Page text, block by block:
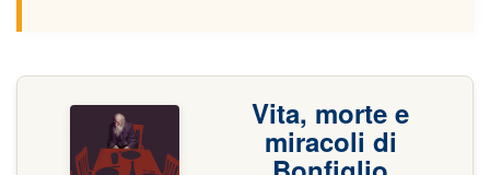
Vita, morte e
miracoli di